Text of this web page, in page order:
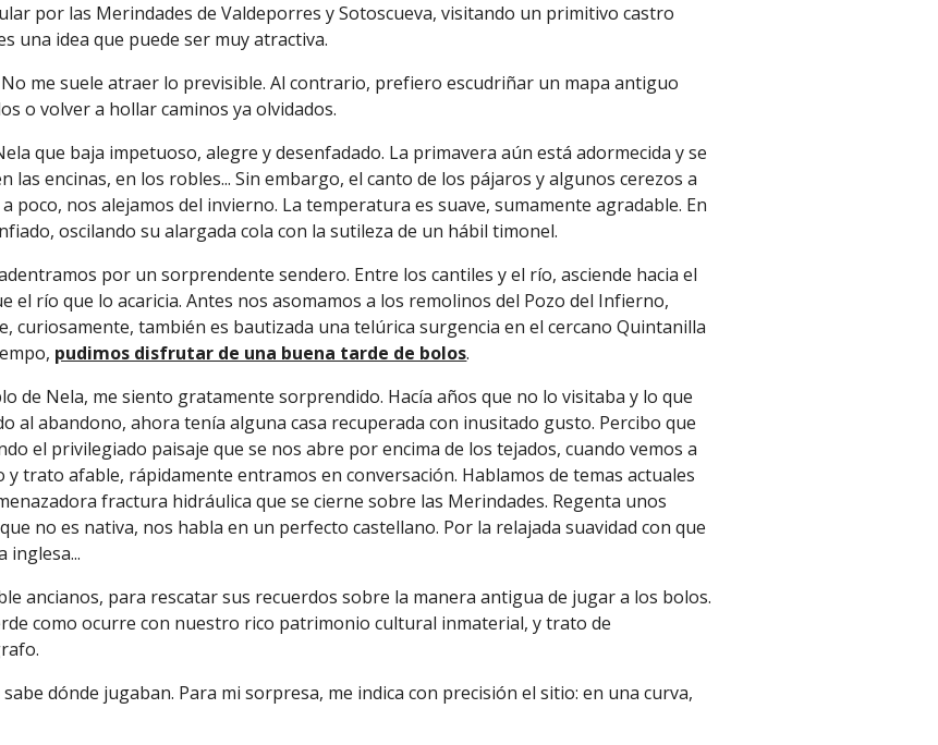
por las Merindades de Valdeporres y Sotoscueva, visitando un primitivo castro
una idea que puede ser muy atractiva.
me suele atraer lo previsible. Al contrario, prefiero escudriñar un mapa antiguo
o volver a hollar caminos ya olvidados.
que baja impetuoso, alegre y desenfadado. La primavera aún está adormecida y se
las encinas, en los robles... Sin embargo, el canto de los pájaros y algunos cerezos a
poco, nos alejamos del invierno. La temperatura es suave, sumamente agradable. En
oscilando su alargada cola con la sutileza de un hábil timonel.
por un sorprendente sendero. Entre los cantiles y el río, asciende hacia el
el río que lo acaricia. Antes nos asomamos a los remolinos del Pozo del Infierno,
curiosamente, también es bautizada una telúrica surgencia en el cercano Quintanilla
pudimos disfrutar de una buena tarde de bolos.
de Nela, me siento gratamente sorprendido. Hacía años que no lo visitaba y lo que
al abandono, ahora tenía alguna casa recuperada con inusitado gusto. Percibo que
el privilegiado paisaje que se nos abre por encima de los tejados, cuando vemos a
y trato afable, rápidamente entramos en conversación. Hablamos de temas actuales
fractura hidráulica que se cierne sobre las Merindades. Regenta unos
no es nativa, nos habla en un perfecto castellano. Por la relajada suavidad con que
inglesa...
ancianos, para rescatar sus recuerdos sobre la manera antigua de jugar a los bolos.
como ocurre con nuestro rico patrimonio cultural inmaterial, y trato de
dónde jugaban. Para mi sorpresa, me indica con precisión el sitio: en una curva,